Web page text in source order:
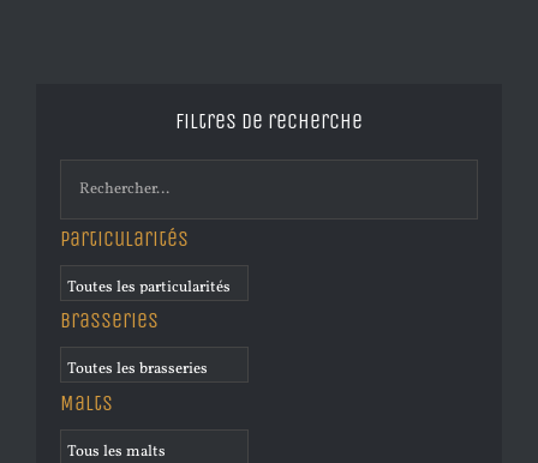
Filtres de recherche
Particularités
Brasseries
Malts